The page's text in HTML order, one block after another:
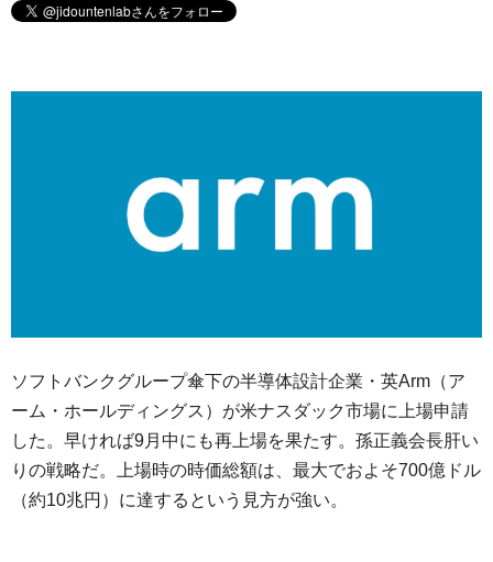
ソフトバンクグループ傘下の半導体設計企業・英Arm（ア
ーム・ホールディングス）が米ナスダック市場に上場申請
した。早ければ9月中にも再上場を果たす。孫正義会長肝い
りの戦略だ。上場時の時価総額は、最大でおよそ700億ドル
（約10兆円）に達するという見方が強い。